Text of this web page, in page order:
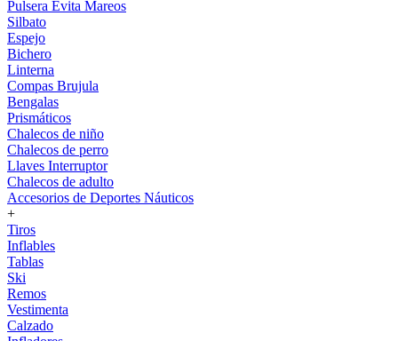
Pulsera Evita Mareos
Silbato
Espejo
Bichero
Linterna
Compas Brujula
Bengalas
Prismáticos
Chalecos de niño
Chalecos de perro
Llaves Interruptor
Chalecos de adulto
Accesorios de Deportes Náuticos
+
Tiros
Inflables
Tablas
Ski
Remos
Vestimenta
Calzado